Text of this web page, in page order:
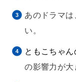
あのドラマは
い。
ともこちゃん
の影響力が大